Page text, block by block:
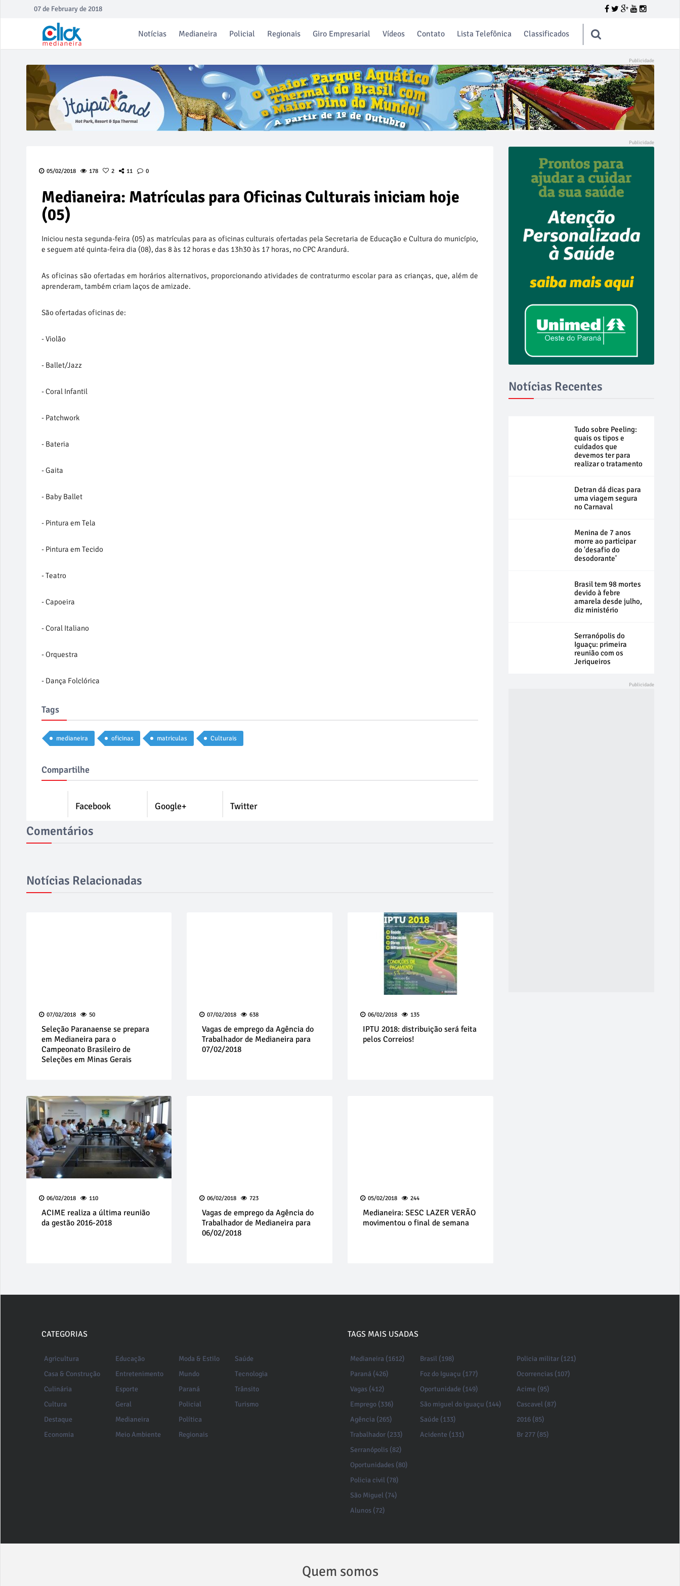
07 de February de 2018
Notícias Medianeira Policial Regionais Giro Empresarial Vídeos Contato Lista Telefônica Classificados
05/02/2018 178 2 11 0
Medianeira: Matrículas para Oficinas Culturais iniciam hoje
(05)
Iniciou nesta segunda-feira (05) as matrículas para as oficinas culturais ofertadas pela Secretaria de Educação e Cultura do município,
e seguem até quinta-feira dia (08), das 8 às 12 horas e das 13h30 às 17 horas, no CPC Arandurá.
As oficinas são ofertadas em horários alternativos, proporcionando atividades de contraturmo escolar para as crianças, que, além de
aprenderam, também criam laços de amizade.
São ofertadas oficinas de:
- Violão
- Ballet/Jazz
- Coral Infantil
- Patchwork
- Bateria
- Gaita
- Baby Ballet
- Pintura em Tela
- Pintura em Tecido
- Teatro
- Capoeira
- Coral Italiano
- Orquestra
- Dança Folclórica
Tags
medianeira oficinas matriculas Culturais
Compartilhe
Facebook Google+ Twitter
Comentários
Notícias Relacionadas
07/02/2018 50
Seleção Paranaense se prepara
em Medianeira para o
Campeonato Brasileiro de
Seleções em Minas Gerais
07/02/2018 638
Vagas de emprego da Agência do
Trabalhador de Medianeira para
07/02/2018
06/02/2018 135
IPTU 2018: distribuição será feita
pelos Correios!
06/02/2018 110
ACIME realiza a última reunião
da gestão 2016-2018
06/02/2018 723
Vagas de emprego da Agência do
Trabalhador de Medianeira para
06/02/2018
05/02/2018 244
Medianeira: SESC LAZER VERÃO
movimentou o final de semana
Notícias Recentes
Tudo sobre Peeling:
quais os tipos e
cuidados que
devemos ter para
realizar o tratamento
Detran dá dicas para
uma viagem segura
no Carnaval
Menina de 7 anos
morre ao participar
do 'desafio do
desodorante'
Brasil tem 98 mortes
devido à febre
amarela desde julho,
diz ministério
Serranópolis do
Iguaçu: primeira
reunião com os
Jeriqueiros
CATEGORIAS
Agricultura
Casa & Construção
Culinária
Cultura
Destaque
Economia
Educação
Entretenimento
Esporte
Geral
Medianeira
Meio Ambiente
Moda & Estilo
Mundo
Paraná
Policial
Política
Regionais
Saúde
Tecnologia
Trânsito
Turismo
TAGS MAIS USADAS
Medianeira (1612)
Paraná (426)
Vagas (412)
Emprego (336)
Agência (265)
Trabalhador (233)
Brasil (198)
Foz do Iguaçu (177)
Oportunidade (149)
São miguel do iguaçu (144)
Saúde (133)
Acidente (131)
Policia militar (121)
Ocorrencias (107)
Acime (95)
Cascavel (87)
2016 (85)
Br 277 (85)
Serranópolis (82)
Oportunidades (80)
Policia civil (78)
São Miguel (74)
Alunos (72)
Quem somos